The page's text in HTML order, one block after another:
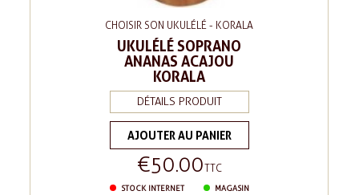
CHOISIR SON UKULÉLÉ - KORALA
UKULÉLÉ SOPRANO
ANANAS ACAJOU
KORALA
DÉTAILS PRODUIT
AJOUTER AU PANIER
Price
€50.00TTC
STOCK INTERNET MAGASIN